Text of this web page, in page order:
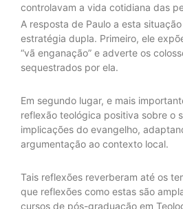
controlavam a vida cotidiana das
A resposta de Paulo a esta
estratégia dupla. Primeiro, ele
“vã enganação” e adverte os
sequestrados por ela.
Em segundo lugar, e mais
reflexão teológica positiva sobre o
implicações do evangelho,
argumentação ao contexto local.
Tais reflexões reverberam até os
que reflexões como estas são
cursos de pós-graduação em